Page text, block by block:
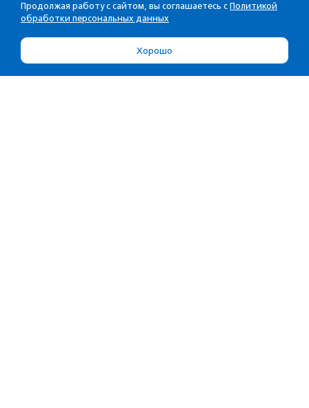
Продолжая работу с сайтом, вы соглашаетесь с Политикой
обработки персональных данных
Хорошо